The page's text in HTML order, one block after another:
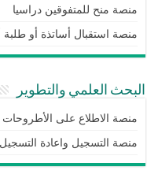
منصة منح للمتفوقين دراسيا
منصة استقبال أساتذة أو طلبة
البحث العلمي والتطوير
منصة الاطلاع على الأطروحات
منصة التسجيل واعادة